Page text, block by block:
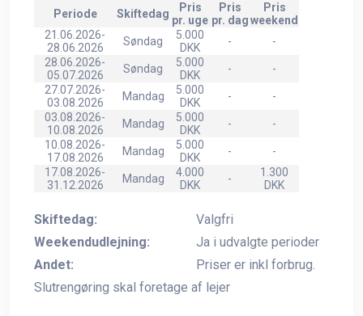
Periode Skiftedag
Pris
pr. uge
Pris
pr. dag
Pris
weekend
21.06.2026-
28.06.2026
Søndag
5.000
DKK
-
-
28.06.2026-
05.07.2026
Søndag
5.000
DKK
-
-
27.07.2026-
03.08.2026
Mandag
5.000
DKK
-
-
03.08.2026-
10.08.2026
Mandag
5.000
DKK
-
-
10.08.2026-
17.08.2026
Mandag
5.000
DKK
-
-
17.08.2026-
31.12.2026
Mandag
4.000
DKK
-
1.300
DKK
Skiftedag:
Valgfri
Weekendudlejning:
Ja i udvalgte perioder
Andet:
Priser er inkl forbrug.
Slutrengøring skal foretage af lejer